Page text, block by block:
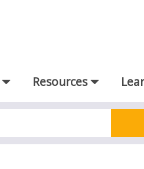
Resources